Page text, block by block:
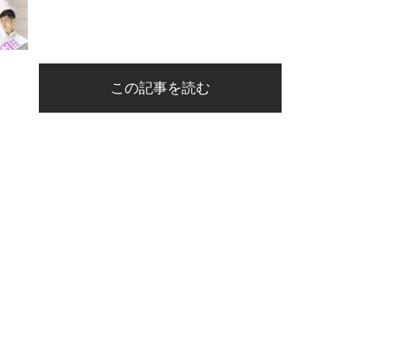
この記事を読む